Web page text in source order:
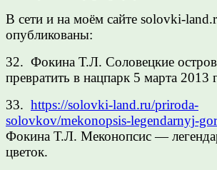
В сети и на моём сайте solovki-
опубликованы:
32. Фокина Т.Л. Соловецкие
превратить в нацпарк 5 марта 2013
33. https://solovki-land.ru/priroda-
solovkov/mekonopsis-legendarnyj-
Фокина Т.Л. Меконопсис —
цветок.